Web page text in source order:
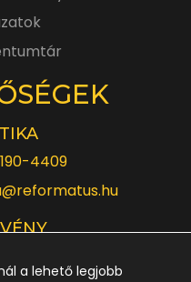
4409
a lehető legjobb